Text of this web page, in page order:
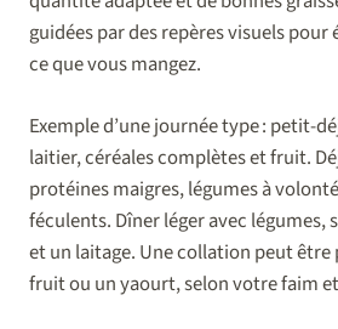
guidées par des repères visuels
ce que vous mangez.
Exemple d’une journée type : petit-
laitier, céréales complètes et fruit.
protéines maigres, légumes à
féculents. Dîner léger avec légumes,
et un laitage. Une collation peut être
fruit ou un yaourt, selon votre faim